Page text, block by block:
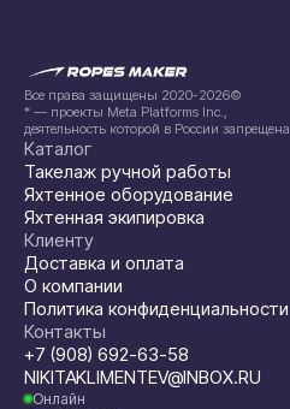
Все права защищены 2020-2026©
* — проекты Meta Platforms Inc.,
деятельность которой в России запрещена
Каталог
Такелаж ручной работы
Яхтенное оборудование
Яхтенная экипировка
Клиенту
Доставка и оплата
О компании
Политика конфиденциальности
Контакты
+7 (908) 692-63-58
NIKITAKLIMENTEV@INBOX.RU
Онлайн